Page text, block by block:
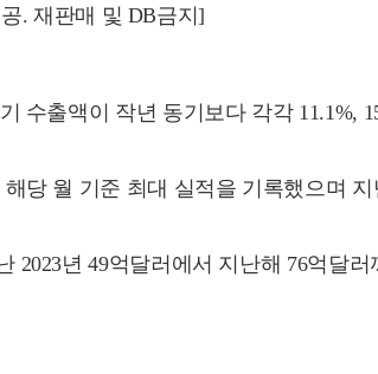
. 재판매 및 DB금지]
수출액이 작년 동기보다 각각 11.1%,
당 월 기준 최대 실적을 기록했으며
2023년 49억달러에서 지난해 76억달